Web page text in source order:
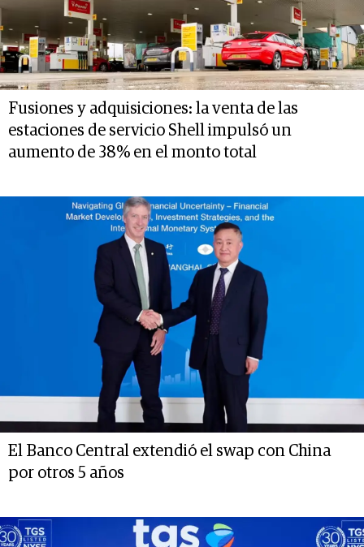
Fusiones y adquisiciones: la venta de las
estaciones de servicio Shell impulsó un
aumento de 38% en el monto total
El Banco Central extendió el swap con China
por otros 5 años